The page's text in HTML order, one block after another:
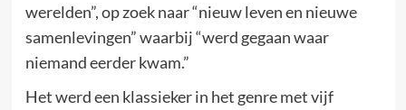
werelden”, op zoek naar “nieuw leven en nieuwe
samenlevingen” waarbij “werd gegaan waar
niemand eerder kwam.”
Het werd een klassieker in het genre met vijf